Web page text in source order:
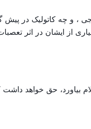
، و چه کاتولیک در
از ایشان در اثر
، هر مسیحی که اسلام بیاورد،